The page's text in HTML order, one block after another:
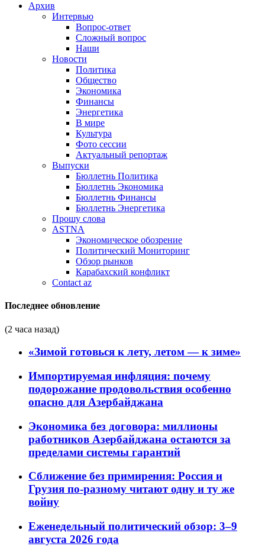
Архив
Интервью
Вопрос-ответ
Сложный вопрос
Наши
Новости
Политика
Общество
Экономика
Финансы
Энергетика
В мире
Культура
Фото сессии
Актуальный репортаж
Выпуски
Бюллетнь Политика
Бюллетнь Экономика
Бюллетнь Финансы
Бюллетнь Энергетика
Прошу слова
ASTNA
Экономическое обозрение
Политический Мониторинг
Обзор рынков
Карабахский конфликт
Contact az
Последнее обновление
(2 часа назад)
«Зимой готовься к лету, летом — к зиме»
Импортируемая инфляция: почему
подорожание продовольствия особенно
опасно для Азербайджана
Экономика без договора: миллионы
работников Азербайджана остаются за
пределами системы гарантий
Сближение без примирения: Россия и
Грузия по-разному читают одну и ту же
войну
Еженедельный политический обзор: 3–9
августа 2026 года